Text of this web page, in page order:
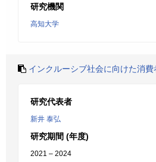
研究機関
高知大学
インクルーシブ社会に向けた消
研究代表者
新井 泰弘
研究期間 (年度)
2021 – 2024